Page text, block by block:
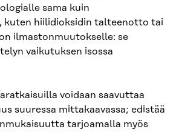
sama kuin
kuten hiilidioksidin talteenotto tai
ilmastonmuutokselle: se
vaikutuksen isossa
voidaan saavuttaa
suuressa mittakaavassa; edistää
tarjoamalla myös